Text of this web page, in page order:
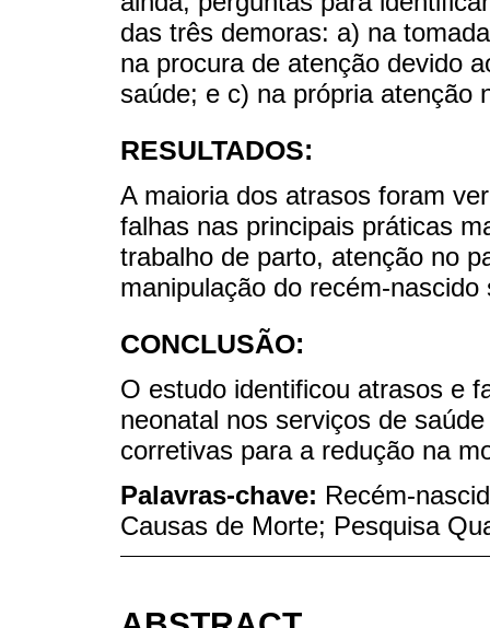
das três demoras: a) na
na procura de atenção devido
saúde; e c) na própria atenção
RESULTADOS:
A maioria dos atrasos foram
falhas nas principais práticas
trabalho de parto, atenção no
manipulação do recém-
CONCLUSÃO:
O estudo identificou atrasos e
neonatal nos serviços de
corretivas para a redução na
Palavras-chave: Recém-
Causas de Morte; Pesquisa